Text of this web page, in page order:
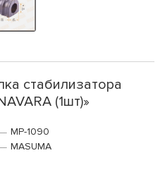
стабилизатора
(1шт)»
MP-1090
MASUMA